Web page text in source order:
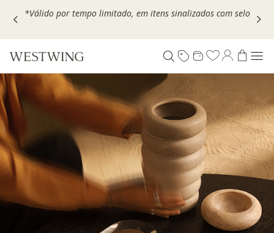
Escolha seu VOUCHER e ganhe até 30% OFF*: useMOVEL30,